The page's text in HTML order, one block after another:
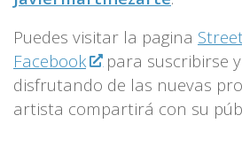
Puedes visitar la pagina
Facebook
para suscribirse
disfrutando de las nuevas
artista compartirá con su